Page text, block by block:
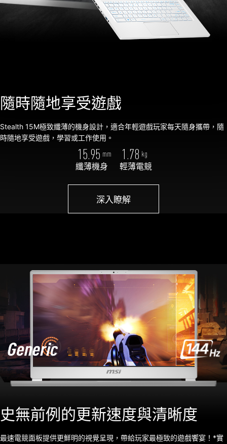
隨時隨地享受遊戲
Stealth 15M極致纖薄的機身設計，適合年輕遊戲玩家每天隨身攜帶，隨
時隨地享受遊戲，學習或工作使用。
15.95 mm
纖薄機身
1.78 kg
輕薄電競
深入瞭解
史無前例的更新速度與清晰度
最速電競面板提供更鮮明的視覺呈現，帶給玩家最極致的遊戲饗宴！*實